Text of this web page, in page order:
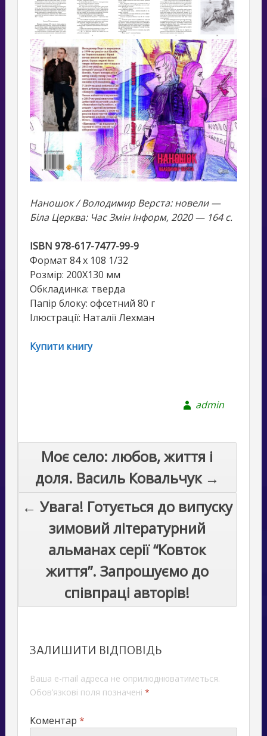
Наношок / Володимир Верста: новели —
Біла Церква: Час Змін Інформ, 2020 — 164 с.
ISBN 978-617-7477-99-9
Формат 84 х 108 1/32
Розмір: 200Х130 мм
Обкладинка: тверда
Папір блоку: офсетний 80 г
Ілюстрації: Наталії Лехман
Купити книгу
admin
Моє село: любов, життя і
доля. Василь Ковальчук →
← Увага! Готується до випуску
зимовий літературний
альманах серії “Ковток
життя”. Запрошуємо до
співпраці авторів!
ЗАЛИШИТИ ВІДПОВІДЬ
Ваша e-mail адреса не оприлюднюватиметься.
Обов’язкові поля позначені *
Коментар *